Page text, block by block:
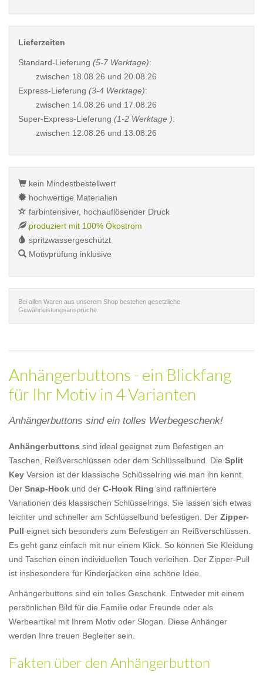
Lieferzeiten
Standard-Lieferung (5-7 Werktage):
zwischen 18.08.26 und 20.08.26
Express-Lieferung (3-4 Werktage):
zwischen 14.08.26 und 17.08.26
Super-Express-Lieferung (1-2 Werktage ):
zwischen 12.08.26 und 13.08.26
kein Mindestbestellwert
hochwertige Materialien
farbintensiver, hochauflösender Druck
produziert mit 100% Ökostrom
spritzwassergeschützt
Motivprüfung inklusive
Bei allen Waren aus unserem Shop bestehen gesetzliche
Gewährleistungsansprüche.
Anhängerbuttons - ein Blickfang
für Ihr Motiv in 4 Varianten
Anhängerbuttons sind ein tolles Werbegeschenk!
Anhängerbuttons sind ideal geeignet zum Befestigen an
Taschen, Reißverschlüssen oder dem Schlüsselbund. Die Split
Key Version ist der klassische Schlüsselring wie man ihn kennt.
Der Snap-Hook und der C-Hook Ring sind raffiniertere
Variationen des klassischen Schlüsselrings. Sie lassen sich etwas
leichter und schneller am Schlüsselbund befestigen. Der Zipper-
Pull eignet sich besonders zum Befestigen an Reißverschlüssen.
Es geht ganz einfach mit nur einem Klick. So können Sie Kleidung
und Taschen einen individuellen Touch verleihen. Der Zipper-Pull
ist insbesondere für Kinderjacken eine schöne Idee.
Anhängerbuttons sind ein tolles Geschenk. Entweder mit einem
persönlichen Bild für die Familie oder Freunde oder als
Werbeartikel mit Ihrem Motiv oder Slogan. Diese Anhänger
werden Ihre treuen Begleiter sein.
Fakten über den Anhängerbutton